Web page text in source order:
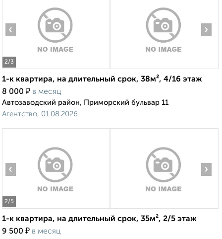
2/3
‹ ›
1-к квартира, на длительный срок, 38м², 4/16 этаж
8 000 ₽ в месяц
Автозаводский район, Приморский бульвар 11
Агентство, 01.08.2026
2/5
‹ ›
1-к квартира, на длительный срок, 35м², 2/5 этаж
9 500 ₽ в месяц